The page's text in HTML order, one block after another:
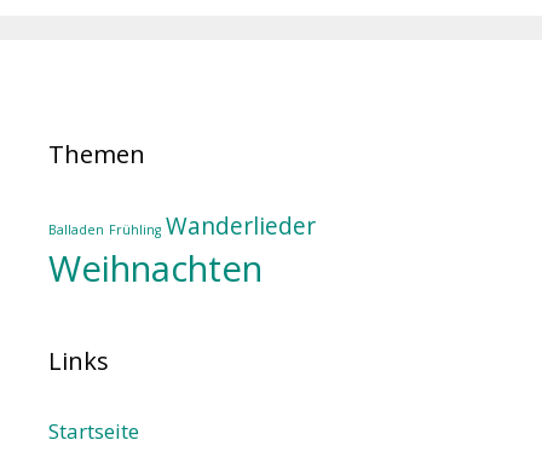
Themen
Balladen Frühling Wanderlieder
Weihnachten
Links
Startseite